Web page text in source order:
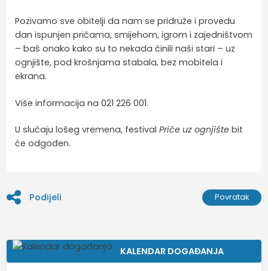
Pozivamo sve obitelji da nam se pridruže i provedu
dan ispunjen pričama, smijehom, igrom i zajedništvom
– baš onako kako su to nekada činili naši stari – uz
ognjište, pod krošnjama stabala, bez mobitela i
ekrana.
Više informacija na 021 226 001.
U slučaju lošeg vremena, festivalPriče uz ognjište bit
će odgođen.
Podijeli Povratak
KALENDAR DOGAĐANJA